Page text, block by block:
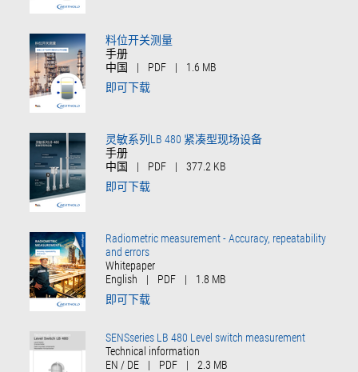
料位开关测量
手册
中国
| PDF |
1.6 MB
即可下载
灵敏系列LB 480 紧凑型现场设备
手册
中国
| PDF |
377.2 KB
即可下载
Radiometric measurement - Accuracy, repeatability
and errors
Whitepaper
English
| PDF |
1.8 MB
即可下载
SENSseries LB 480 Level switch measurement
Technical information
EN / DE
| PDF |
2.3 MB